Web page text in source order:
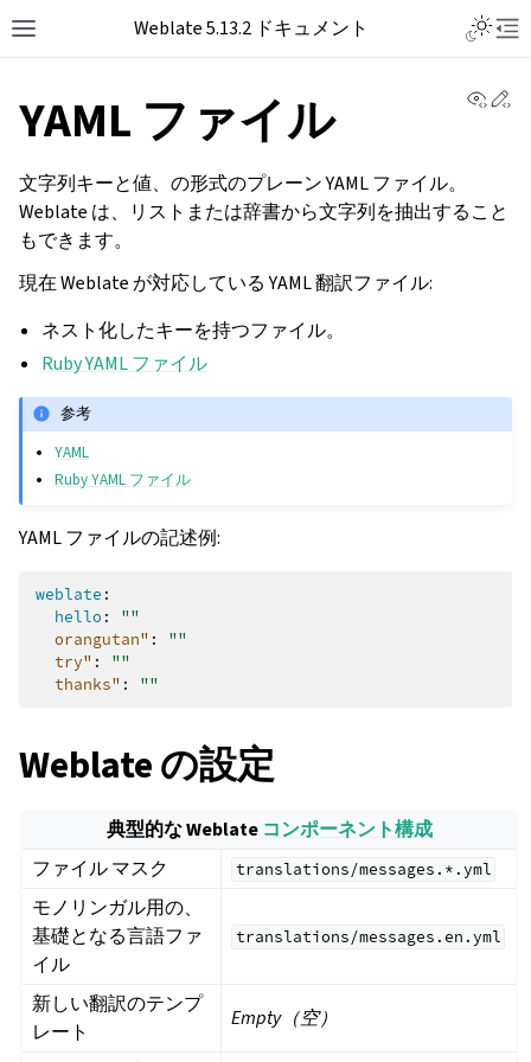
Toggle site navigation sidebar
Weblate 5.13.2 ドキュメント
YAML ファイル
文字列キーと値、の形式のプレーン YAML ファイル。
Weblate は、リストまたは辞書から文字列を抽出すること
もできます。
現在 Weblate が対応している YAML 翻訳ファイル:
ネスト化したキーを持つファイル。
Ruby YAML ファイル
参考
YAML
Ruby YAML ファイル
YAML ファイルの記述例:
weblate :
hello :
""
orangutan" :
""
try" :
""
thanks" : ""
Weblate の設定
典型的な Weblate コンポーネント構成
ファイル マスク
translations/messages.*.yml
モノリンガル用の、
基礎となる言語ファ
イル
translations/messages.en.yml
新しい翻訳のテンプ
レート
Empty（空）